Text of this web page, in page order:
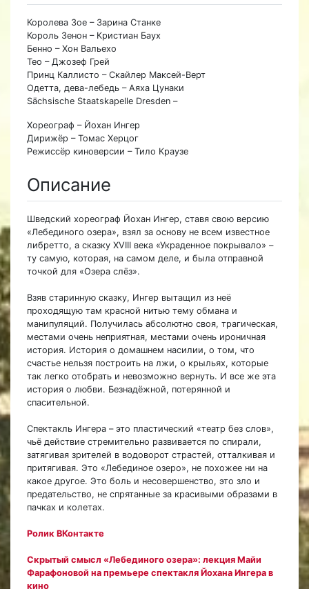
Королева Зое – Зарина Станке
Король Зенон – Кристиан Баух
Бенно – Хон Вальехо
Тео – Джозеф Грей
Принц Каллисто – Скайлер Максей-Верт
Одетта, дева-лебедь – Аяха Цунаки
Sächsische Staatskapelle Dresden –
Хореограф – Йохан Ингер
Дирижёр – Томас Херцог
Режиссёр киноверсии – Тило Краузе
Описание
Шведский хореограф Йохан Ингер, ставя свою версию
«Лебединого озера», взял за основу не всем известное
либретто, а сказку XVIII века «Украденное покрывало» –
ту самую, которая, на самом деле, и была отправной
точкой для «Озера слёз».
Взяв старинную сказку, Ингер вытащил из неё
проходящую там красной нитью тему обмана и
манипуляций. Получилась абсолютно своя, трагическая,
местами очень неприятная, местами очень ироничная
история. История о домашнем насилии, о том, что
счастье нельзя построить на лжи, о крыльях, которые
так легко отобрать и невозможно вернуть. И все же эта
история о любви. Безнадёжной, потерянной и
спасительной.
Спектакль Ингера – это пластический «театр без слов»,
чьё действие стремительно развивается по спирали,
затягивая зрителей в водоворот страстей, отталкивая и
притягивая. Это «Лебединое озеро», не похожее ни на
какое другое. Это боль и несовершенство, это зло и
предательство, не спрятанные за красивыми образами в
пачках и колетах.
Ролик ВКонтакте
Скрытый смысл «Лебединого озера»: лекция Майи
Фарафоновой на премьере спектакля Йохана Ингера в
кино